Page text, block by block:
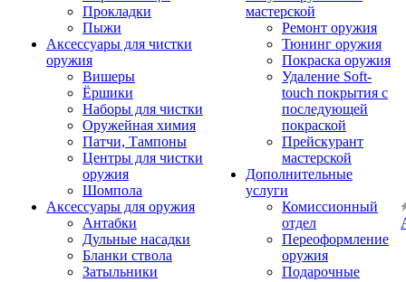
Прокладки
Пыжи
Аксессуары для чистки
оружия
Вишеры
Ёршики
Наборы для чистки
Оружейная химия
Патчи, Тампоны
Центры для чистки
оружия
Шомпола
Аксессуары для оружия
Антабки
Дульные насадки
Бланки ствола
Затыльники
мастерской
Ремонт оружия
Тюнинг оружия
Покраска оружия
Удаление Soft-
touch покрытия с
последующей
покраской
Прейскурант
мастерской
Дополнительные
услуги
Комиссионный
отдел
Переоформление
оружия
Подарочные